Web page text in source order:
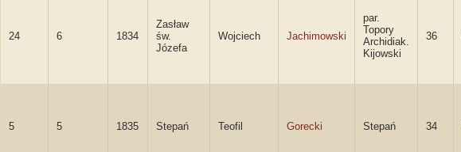
24 6 1834
Zasław
św.
Józefa
Wojciech Jachimowski
par.
Topory
Archidiak.
Kijowski
36
5 5 1835 Stepań Teofil Gorecki Stepań 34